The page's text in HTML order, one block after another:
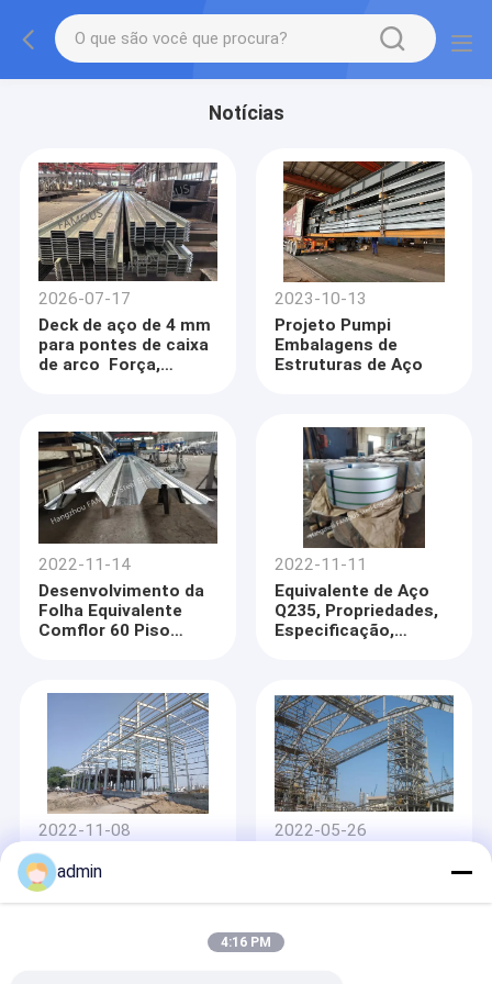
Notícias
2026-07-17
Deck de aço de 4 mm
para pontes de caixa
de arco ️ Força,
2023-10-13
Projeto Pumpi
Embalagens de
Estruturas de Aço
2022-11-14
Desenvolvimento da
Folha Equivalente
Comflor 60 Piso
2022-11-11
Equivalente de Aço
Q235, Propriedades,
Especificação,
2022-11-08
Diferença entre
estruturas de aço
pesadas e leves
2022-05-26
admin
4:16 PM